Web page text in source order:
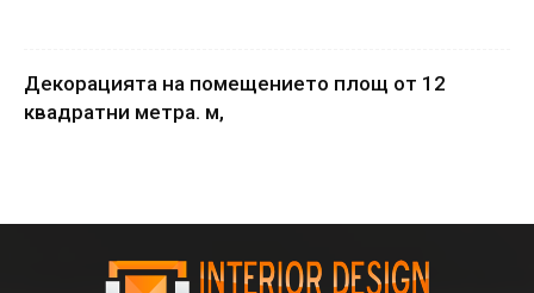
Декорацията на помещението площ от 12
квадратни метра. м,